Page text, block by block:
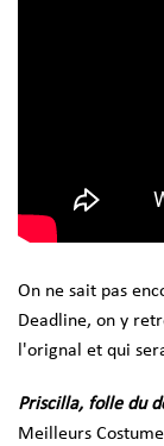
On ne sait pas
Deadline, on y
l'orignal et qui
Priscilla, folle du
Meilleurs